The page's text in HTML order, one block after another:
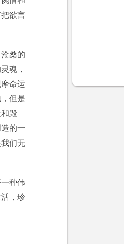
欲言
桑的
魂，
命运
但是
毁
的一
们无
一种伟
，珍